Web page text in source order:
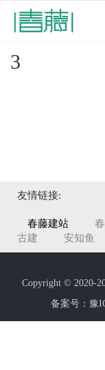
3
友情链接:
春藤建站
古建
安知鱼
Copyright © 2020-
备案号：豫